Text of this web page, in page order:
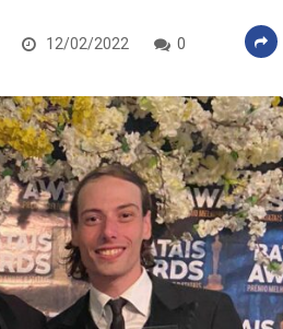
12/02/2022 0